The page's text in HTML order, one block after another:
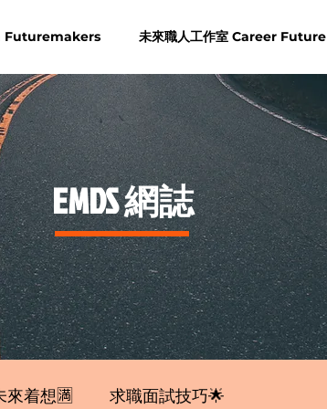
Futuremakers 未來職人工作室 Career Future
​EMDS 網誌
來着想🈵 求職面試技巧🌟